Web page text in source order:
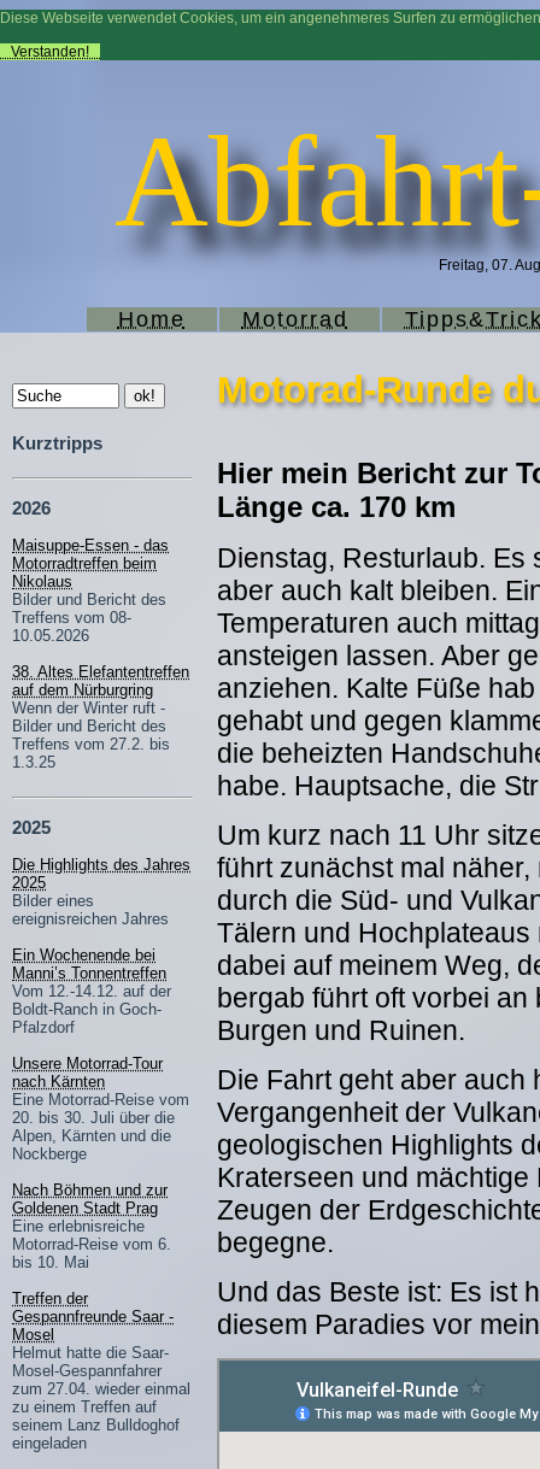
Diese Webseite verwendet Cookies, um ein angenehmeres Surfen zu
Verstanden!
Freitag, 07.
Home Motorrad
Kurztripps
2026
Maisuppe-Essen - das
Motorradtreffen beim
Nikolaus
Bilder und Bericht des
Treffens vom 08-
10.05.2026
38. Altes Elefantentreffen
auf dem Nürburgring
Wenn der Winter ruft -
Bilder und Bericht des
Treffens vom 27.2. bis
1.3.25
2025
Die Highlights des Jahres
2025
Bilder eines
ereignisreichen Jahres
Ein Wochenende bei
Manni’s Tonnentreffen
Vom 12.-14.12. auf der
Boldt-Ranch in Goch-
Pfalzdorf
Unsere Motorrad-Tour
nach Kärnten
Eine Motorrad-Reise vom
20. bis 30. Juli über die
Alpen, Kärnten und die
Nockberge
Nach Böhmen und zur
Goldenen Stadt Prag
Eine erlebnisreiche
Motorrad-Reise vom 6.
bis 10. Mai
Treffen der
Gespannfreunde Saar -
Mosel
Helmut hatte die Saar-
Mosel-Gespannfahrer
zum 27.04. wieder einmal
zu einem Treffen auf
seinem Lanz Bulldoghof
eingeladen
Motorad-Runde
Hier mein Bericht zur
Länge ca. 170 km
Dienstag, Resturlaub. Es
aber auch kalt bleiben.
Temperaturen auch
ansteigen lassen. Aber
anziehen. Kalte Füße
gehabt und gegen
die beheizten
habe. Hauptsache, die
Um kurz nach 11 Uhr
führt zunächst mal
durch die Süd- und
Tälern und
dabei auf meinem Weg,
bergab führt oft vorbei
Burgen und Ruinen.
Die Fahrt geht aber auch
Vergangenheit der
geologischen Highlights
Kraterseen und
Zeugen der
begegne.
Und das Beste ist: Es ist
diesem Paradies vor